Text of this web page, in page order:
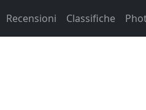
Recensioni Classifiche